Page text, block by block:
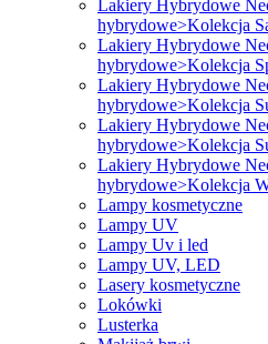
Lakiery Hybrydowe
hybrydowe>Kolekcja
Lakiery Hybrydowe
hybrydowe>Kolekcja
Lakiery Hybrydowe
hybrydowe>Kolekcja
Lakiery Hybrydowe
hybrydowe>Kolekcja
Lakiery Hybrydowe
hybrydowe>Kolekcja
Lampy kosmetyczne
Lampy UV
Lampy Uv i led
Lampy UV, LED
Lasery kosmetyczne
Lokówki
Lusterka